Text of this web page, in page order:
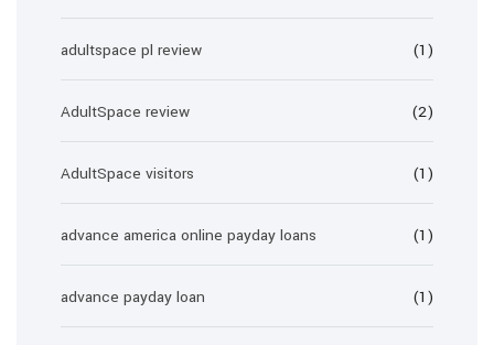
adultspace pl review (1)
AdultSpace review (2)
AdultSpace visitors (1)
advance america online payday loans (1)
advance payday loan (1)